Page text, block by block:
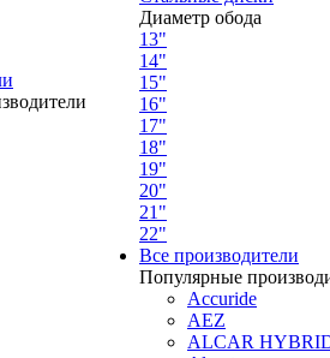
Диаметр обода
13"
14"
15"
16"
17"
18"
19"
20"
21"
22"
Все производители
Популярные
Accuride
AEZ
ALCAR